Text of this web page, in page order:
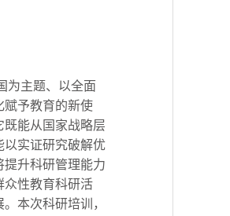
为主题、以全面
赋予教育的新使
能从国家战略层
以实证研究破解优
升科研管理能力
众性教育科研活
本次科研培训，